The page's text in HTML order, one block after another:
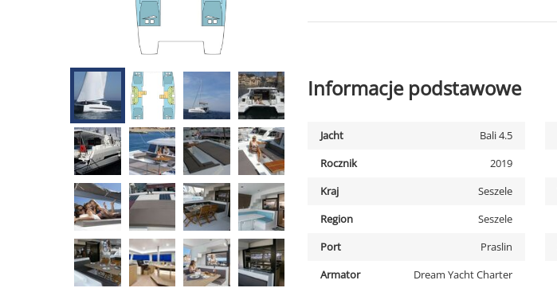
Informacje podstawowe
Jacht
Bali 4.5
Rocznik
2019
Kraj
Seszele
Region
Seszele
Port
Praslin
Armator
Dream Yacht Charter